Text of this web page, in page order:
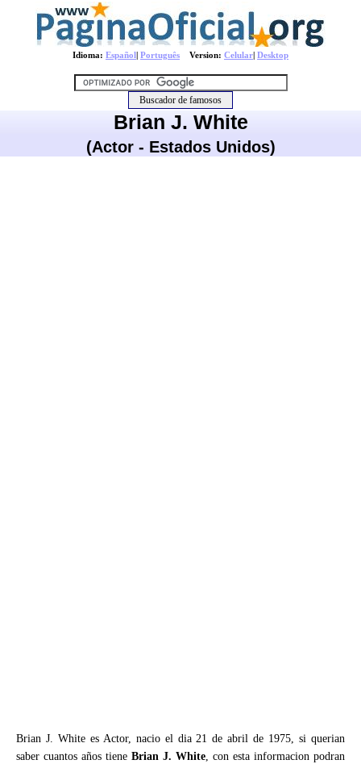
Idioma: Español| Português Version: Celular| Desktop
Brian J. White
(Actor - Estados Unidos)
Brian J. White es Actor, nacio el dia 21 de abril de 1975, si querian
saber cuantos años tiene Brian J. White, con esta informacion podran